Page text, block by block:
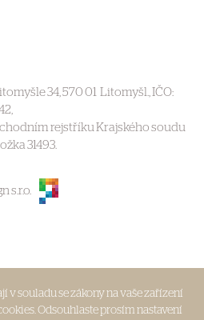
34, 570 01 Litomyšl., IČO:
rejstříku Krajského soudu
31493.
s.r.o.
v souladu se zákony na vaše zařízení
Odsouhlaste prosím nastavení